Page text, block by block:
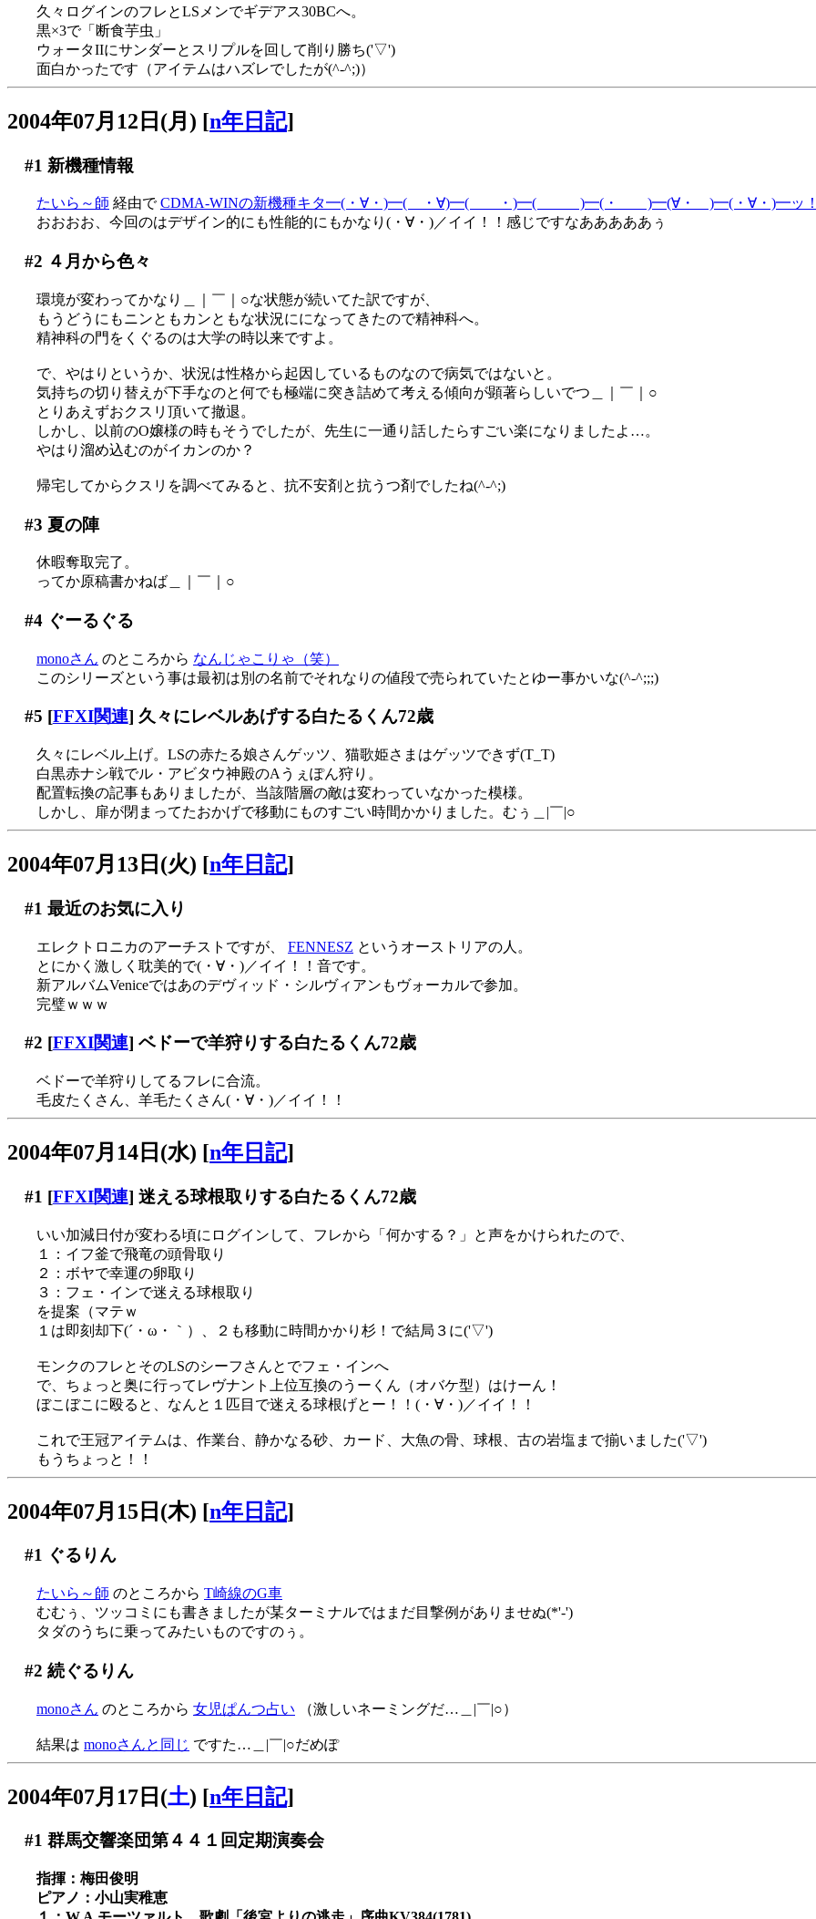
久々ログインのフレとLSメンでギデアス30BCへ。
黒×3で「断食芋虫」
ウォータIIにサンダーとスリプルを回して削り勝ち('▽')
面白かったです（アイテムはハズレでしたが(^-^;)）
2004年07月12日(月) [n年日記]
#1 新機種情報
たいら～師 経由でCDMA-WINの新機種キタ━(・∀・)━( ・∀)━( ・)━( )━(・ )━(∀・ )━(・∀・)━ッ
おおおお、今回のはデザイン的にも性能的にもかなり(・∀・)／イイ！！感じですなあああああぅ
#2 ４月から色々
環境が変わってかなり＿｜￣｜○な状態が続いてた訳ですが、
もうどうにもニンともカンともな状況にになってきたので精神科へ。
精神科の門をくぐるのは大学の時以来ですよ。
で、やはりというか、状況は性格から起因しているものなので病気ではないと。
気持ちの切り替えが下手なのと何でも極端に突き詰めて考える傾向が顕著らしいでつ＿｜￣｜○
とりあえずおクスリ頂いて撤退。
しかし、以前のO嬢様の時もそうでしたが、先生に一通り話したらすごい楽になりましたよ…。
やはり溜め込むのがイカンのか？
帰宅してからクスリを調べてみると、抗不安剤と抗うつ剤でしたね(^-^;)
#3 夏の陣
休暇奪取完了。
ってか原稿書かねば＿｜￣｜○
#4ぐーるぐる
monoさん のところから なんじゃこりゃ（笑）
このシリーズという事は最初は別の名前でそれなりの値段で売られていたとゆー事かいな(^-^;;;)
#5 [FFXI関連] 久々にレベルあげする白たるくん72歳
久々にレベル上げ。LSの赤たる娘さんゲッツ、猫歌姫さまはゲッツできず(T_T)
白黒赤ナシ戦でル・アビタウ神殿のAうぇぽん狩り。
配置転換の記事もありましたが、当該階層の敵は変わっていなかった模様。
しかし、扉が閉まってたおかげで移動にものすごい時間かかりました。むぅ＿|￣|○
2004年07月13日(火) [n年日記]
#1 最近のお気に入り
エレクトロニカのアーチストですが、 FENNESZ というオーストリアの人。
とにかく激しく耽美的で(・∀・)／イイ！！音です。
新アルバムVeniceではあのデヴィッド・シルヴィアンもヴォーカルで参加。
完璧ｗｗｗ
#2 [FFXI関連] ベドーで羊狩りする白たるくん72歳
ベドーで羊狩りしてるフレに合流。
毛皮たくさん、羊毛たくさん(・∀・)／イイ！！
2004年07月14日(水) [n年日記]
#1 [FFXI関連] 迷える球根取りする白たるくん72歳
いい加減日付が変わる頃にログインして、フレから「何かする？」と声をかけられたので、
１：イフ釜で飛竜の頭骨取り
２：ボヤで幸運の卵取り
３：フェ・インで迷える球根取り
を提案（マテｗ
１は即刻却下(´・ω・｀）、２も移動に時間かかり杉！で結局３に('▽')
モンクのフレとそのLSのシーフさんとでフェ・インへ
で、ちょっと奥に行ってレヴナント上位互換のうーくん（オバケ型）はけーん！
ぼこぼこに殴ると、なんと１匹目で迷える球根げとー！！(・∀・)／イイ！！
これで王冠アイテムは、作業台、静かなる砂、カード、大魚の骨、球根、古の岩塩まで揃いました('▽')
もうちょっと！！
2004年07月15日(木) [n年日記]
#1 ぐるりん
たいら～師 のところから T崎線のG車
むむぅ、ツッコミにも書きましたが某ターミナルではまだ目撃例がありませぬ(*'-')
タダのうちに乗ってみたいものですのぅ。
#2 続ぐるりん
monoさん のところから 女児ぱんつ占い （激しいネーミングだ…＿|￣|○）
結果は monoさんと同じ ですた…＿|￣|○だめぽ
2004年07月17日(土) [n年日記]
#1 群馬交響楽団第４４１回定期演奏会
指揮：梅田俊明
ピアノ：小山実稚恵